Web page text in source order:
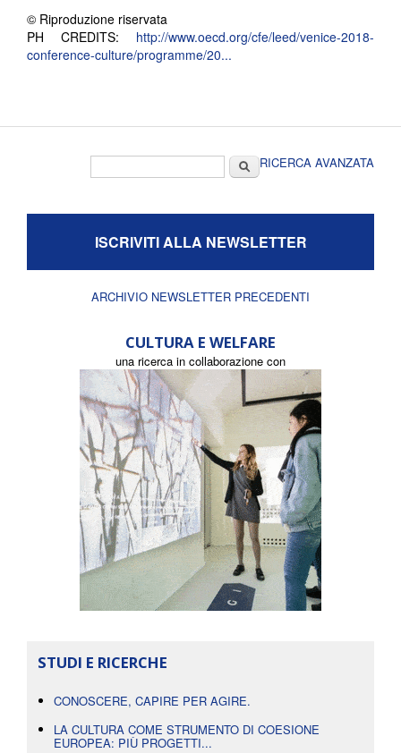
© Riproduzione riservata
PH CREDITS: http://www.oecd.org/cfe/leed/venice-2018-
conference-culture/programme/20...
CercaRICERCA AVANZATA
ISCRIVITI ALLA NEWSLETTER
ARCHIVIO NEWSLETTER PRECEDENTI
CULTURA E WELFARE
una ricerca in collaborazione con
STUDI E RICERCHE
CONOSCERE, CAPIRE PER AGIRE.
LA CULTURA COME STRUMENTO DI COESIONE
EUROPEA: PIÙ PROGETTI...